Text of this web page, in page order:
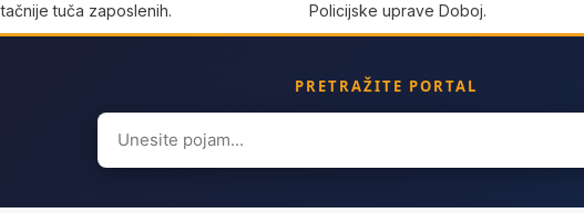
tačnije tuča zaposlenih.
Policijske uprave Doboj.
PRETRAŽITE PORTAL
Search
for: